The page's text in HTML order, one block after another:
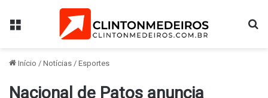
Menu
Início / Notícias / Esportes
Nacional de Patos anuncia